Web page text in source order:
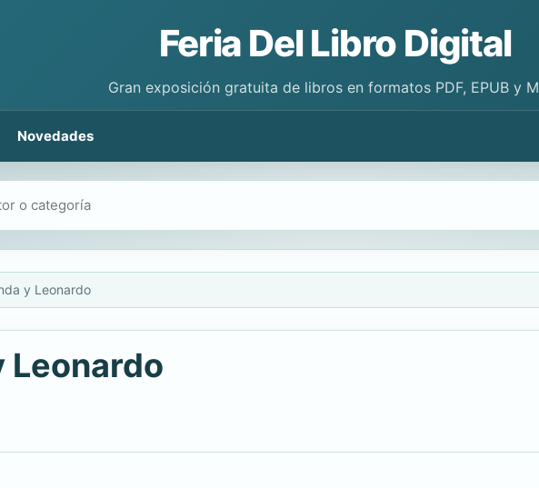
Feria Del Libro Digital
Gran exposición gratuita de libros en formatos PDF, EPUB y
Novedades
y Leonardo
Leonardo